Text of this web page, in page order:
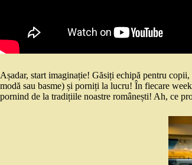
Așadar, start imaginație! Găsiți echipă pentru
modă sau basme) și porniți la lucru! În fiecare
pornind de la tradițiile noastre românești! Ah, ce